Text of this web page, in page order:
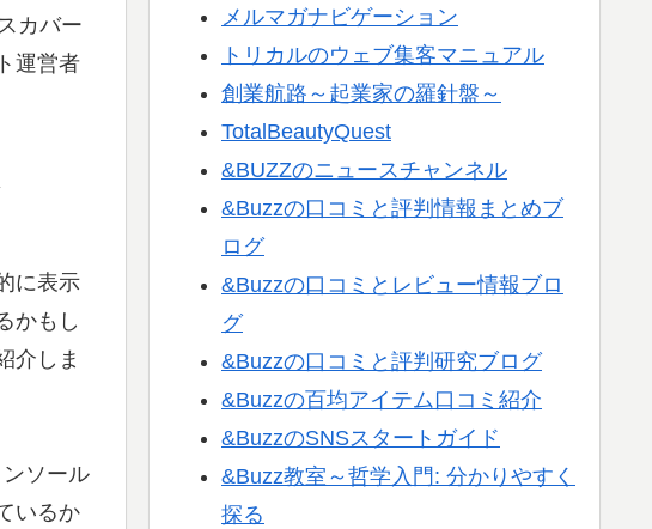
カバー
運営者
に表示
かもし
介しま
ソール
いるか
メルマガナビゲーション
トリカルのウェブ集客マニュアル
創業航路～起業家の羅針盤～
TotalBeautyQuest
&BUZZのニュースチャンネル
&Buzzの口コミと評判情報まとめブ
ログ
&Buzzの口コミとレビュー情報ブロ
グ
&Buzzの口コミと評判研究ブログ
&Buzzの百均アイテム口コミ紹介
&BuzzのSNSスタートガイド
&Buzz教室～哲学入門: 分かりやすく
探る